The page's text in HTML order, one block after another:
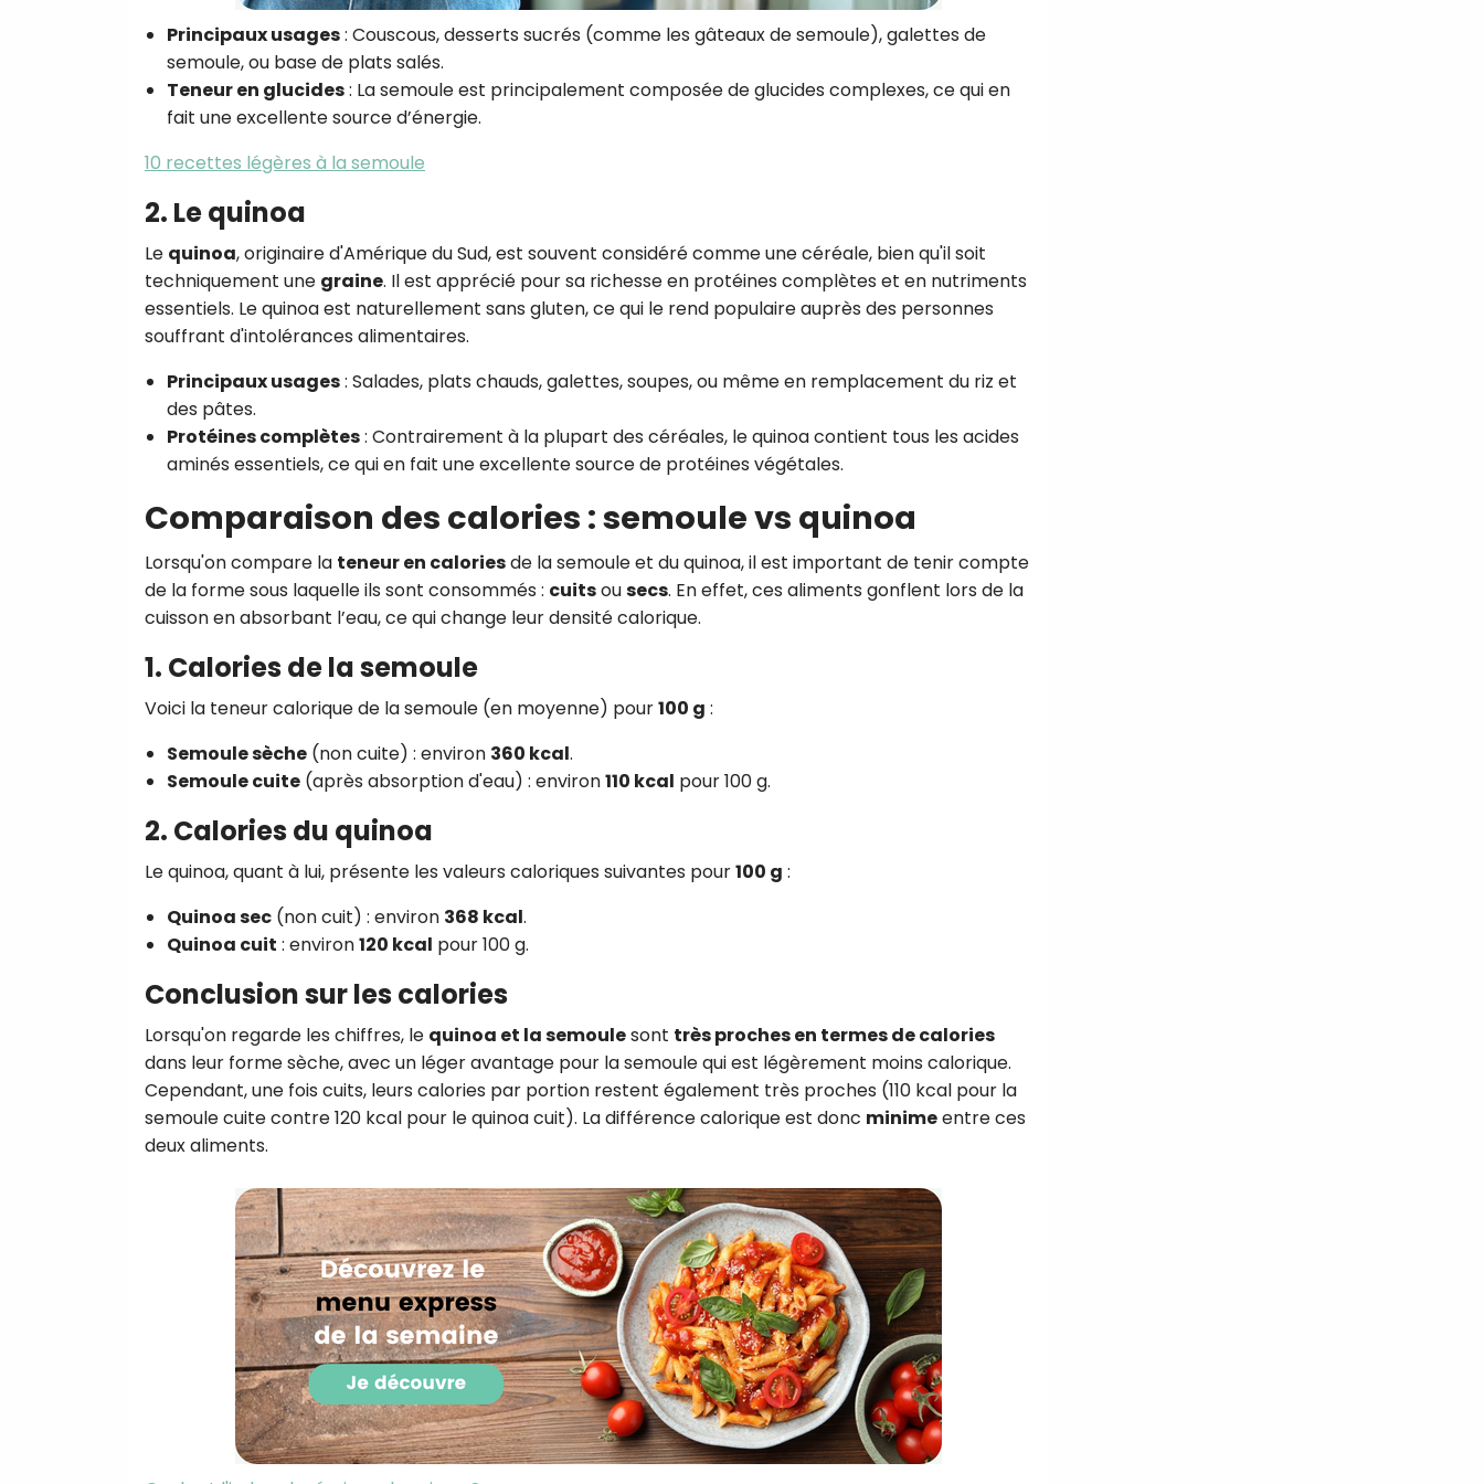
Principaux usages: Couscous, desserts sucrés (comme les gâteaux de semoule), galettes de
semoule, ou base de plats salés.
Teneur en glucides: La semoule est principalement composée de glucides complexes, ce qui en
fait une excellente source d’énergie.
10 recettes légères à la semoule
2. Le quinoa
Le quinoa, originaire d'Amérique du Sud, est souvent considéré comme une céréale, bien qu'il soit
techniquement une graine. Il est apprécié pour sa richesse en protéines complètes et en nutriments
essentiels. Le quinoa est naturellement sans gluten, ce qui le rend populaire auprès des personnes
souffrant d'intolérances alimentaires.
Principaux usages: Salades, plats chauds, galettes, soupes, ou même en remplacement du riz et
des pâtes.
Protéines complètes: Contrairement à la plupart des céréales, le quinoa contient tous les acides
aminés essentiels, ce qui en fait une excellente source de protéines végétales.
Comparaison des calories : semoule vs quinoa
Lorsqu'on compare la teneur en caloriesde la semoule et du quinoa, il est important de tenir compte
de la forme sous laquelle ils sont consommés : cuitsousecs. En effet, ces aliments gonflent lors de la
cuisson en absorbant l’eau, ce qui change leur densité calorique.
1. Calories de la semoule
Voici la teneur calorique de la semoule (en moyenne) pour100 g :
Semoule sèche (non cuite) : environ 360 kcal.
Semoule cuite (après absorption d'eau) : environ110 kcal pour 100 g.
2. Calories du quinoa
Le quinoa, quant à lui, présente les valeurs caloriques suivantes pour100 g :
Quinoa sec (non cuit) : environ 368 kcal.
Quinoa cuit : environ120 kcal pour 100 g.
Conclusion sur les calories
Lorsqu'on regarde les chiffres, le quinoa et la semoulesont très proches en termes de calories
dans leur forme sèche, avec un léger avantage pour la semoule qui est légèrement moins calorique.
Cependant, une fois cuits, leurs calories par portion restent également très proches (110 kcal pour la
semoule cuite contre 120 kcal pour le quinoa cuit). La différence calorique est donc minimeentre ces
deux aliments.